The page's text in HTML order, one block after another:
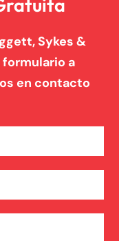
Sykes &
formulario a
en contacto